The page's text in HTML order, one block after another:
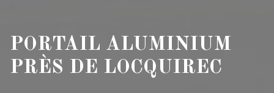
PORTAIL ALUMINIUM
PRÈS DE LOCQUIREC